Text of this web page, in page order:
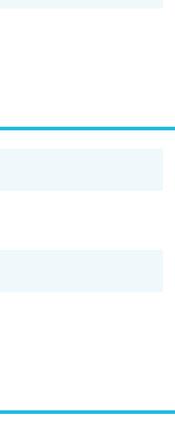
紹介先です
内/シフト制/交
り/労災保険あり/